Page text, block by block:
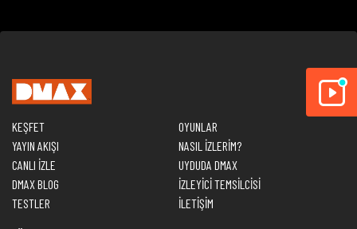
KEŞFET
YAYIN AKIŞI
CANLI İZLE
DMAX BLOG
TESTLER
OYUNLAR
NASIL İZLERİM?
UYDUDA DMAX
İZLEYİCİ TEMSİLCİSİ
İLETİŞİM